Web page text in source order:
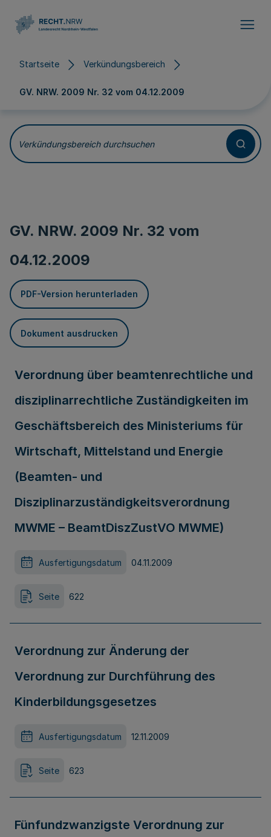
Startseite Verkündungsbereich
GV. NRW. 2009 Nr. 32 vom 04.12.2009
Verkündungsbereich durchsuchen
GV. NRW. 2009 Nr. 32 vom
04.12.2009
PDF-Version herunterladen
Dokument ausdrucken
Verordnung über beamtenrechtliche und
disziplinarrechtliche Zuständigkeiten im
Geschäftsbereich des Ministeriums für
Wirtschaft, Mittelstand und Energie
(Beamten- und
Disziplinarzuständigkeitsverordnung
MWME – BeamtDiszZustVO MWME)
Ausfertigungsdatum 04.11.2009
Seite 622
Verordnung zur Änderung der
Verordnung zur Durchführung des
Kinderbildungsgesetzes
Ausfertigungsdatum 12.11.2009
Seite 623
Fünfundzwanzigste Verordnung zur